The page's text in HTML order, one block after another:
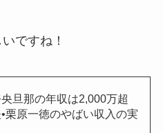
ですね！
旦那の年収は2,000万超
栗原一徳のやばい収入の実